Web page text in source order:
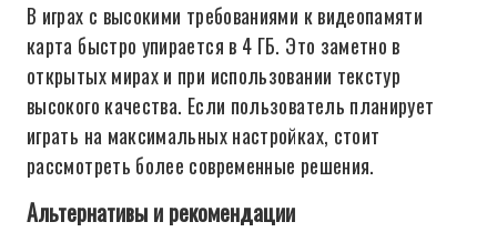
В играх с высокими требованиями к видеопамяти
карта быстро упирается в 4 ГБ. Это заметно в
открытых мирах и при использовании текстур
высокого качества. Если пользователь планирует
играть на максимальных настройках, стоит
рассмотреть более современные решения.
Альтернативы и рекомендации